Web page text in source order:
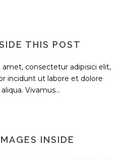
THIS POST
consectetur adipisici elit,
incidunt ut labore et dolore
Vivamus...
INSIDE